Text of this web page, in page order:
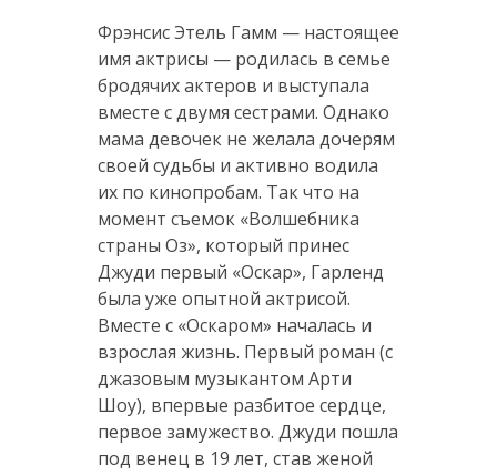
Фрэнсис Этель Гамм — настоящее
имя актрисы — родилась в семье
бродячих актеров и выступала
вместе с двумя сестрами. Однако
мама девочек не желала дочерям
своей судьбы и активно водила
их по кинопробам. Так что на
момент съемок «Волшебника
страны Оз», который принес
Джуди первый «Оскар», Гарленд
была уже опытной актрисой.
Вместе с «Оскаром» началась и
взрослая жизнь. Первый роман (с
джазовым музыкантом Арти
Шоу), впервые разбитое сердце,
первое замужество. Джуди пошла
под венец в 19 лет, став женой